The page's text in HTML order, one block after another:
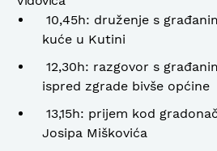
10,45h: druženje s
kuće u Kutini
12,30h: razgovor s
ispred zgrade bivše općine
13,15h: prijem kod
Josipa Miškovića